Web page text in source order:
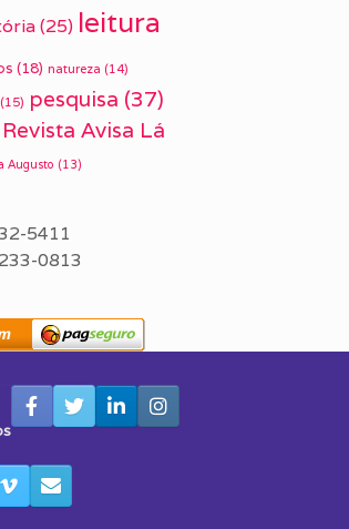
(25) leitura
(18) natureza (14)
(15) pesquisa (37)
Revista Avisa Lá
Augusto (13)
5411
0813